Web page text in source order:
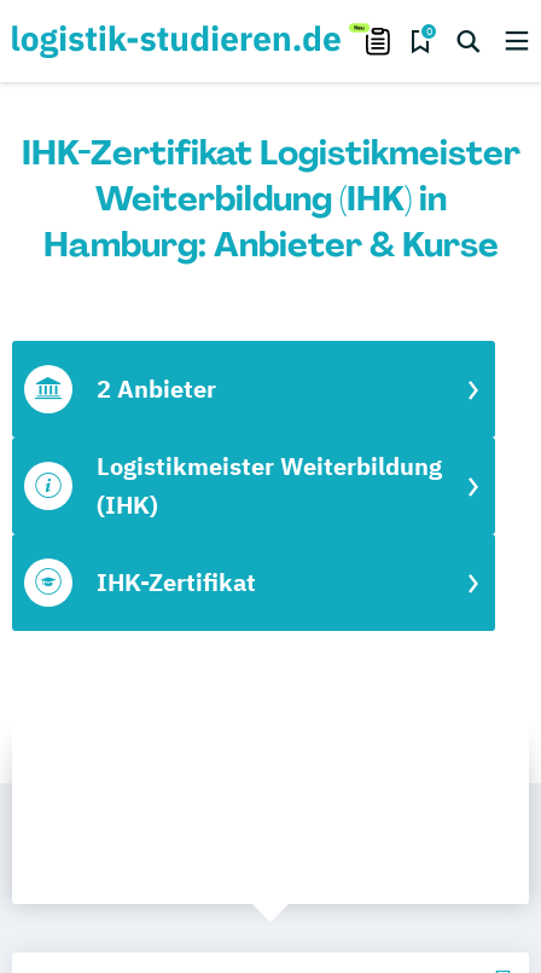
0
IHK-Zertifikat Logistikmeister
Weiterbildung (IHK) in
Hamburg: Anbieter & Kurse
IHK-Zertifikat
Logistikmeister Weiterbildung
(IHK)
2 Anbieter